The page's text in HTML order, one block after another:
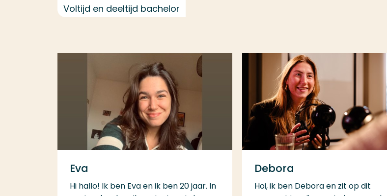
Voltijd en deeltijd bachelor
Eva
Hi hallo! Ik ben Eva en ik ben 20 jaar. In
Debora
Hoi, ik ben Debora en zit op dit